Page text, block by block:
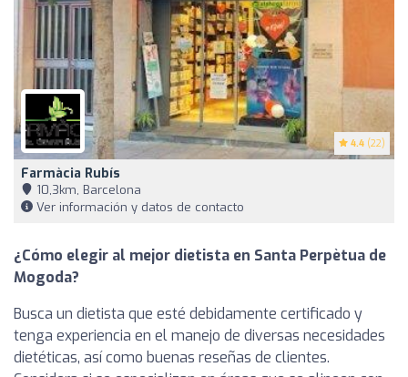
4.4 (22)
Farmàcia Rubís
10,3km, Barcelona
Ver información y datos de contacto
¿Cómo elegir al mejor dietista en Santa Perpètua de
Mogoda?
Busca un dietista que esté debidamente certificado y
tenga experiencia en el manejo de diversas necesidades
dietéticas, así como buenas reseñas de clientes.